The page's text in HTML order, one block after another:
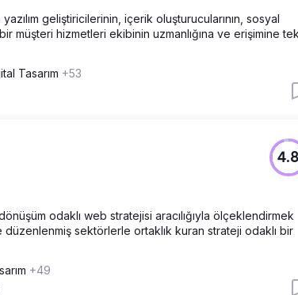
geliştiricilerinin, içerik oluşturucularının, sosyal
müşteri hizmetleri ekibinin uzmanlığına ve erişimine tek
Tasarım +53
4.8
odaklı web stratejisi aracılığıyla ölçeklendirmek
düzenlenmiş sektörlerle ortaklık kuran strateji odaklı bir
+49